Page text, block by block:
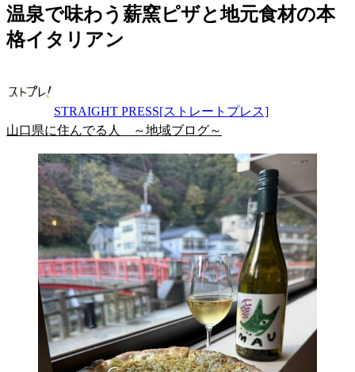
温泉で味わう薪窯ピザと地元食材の本
格イタリアン
STRAIGHT PRESS[ストレートプレス]
山口県に住んでる人 ～地域ブログ～